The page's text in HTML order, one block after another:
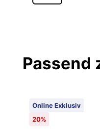
Passend
Online Exklusiv
20%